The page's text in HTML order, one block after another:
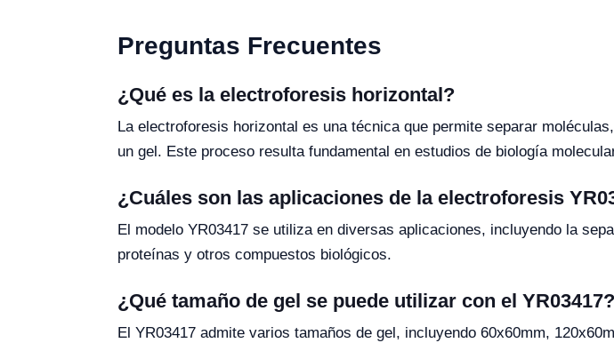
Preguntas Frecuentes
¿Qué es la electroforesis horizontal?
La electroforesis horizontal es una técnica que permite separar
un gel. Este proceso resulta fundamental en estudios de biología
¿Cuáles son las aplicaciones de la electroforesis
El modelo YR03417 se utiliza en diversas aplicaciones, incluyendo la
proteínas y otros compuestos biológicos.
¿Qué tamaño de gel se puede utilizar con el YR03417?
El YR03417 admite varios tamaños de gel, incluyendo 60x60mm,